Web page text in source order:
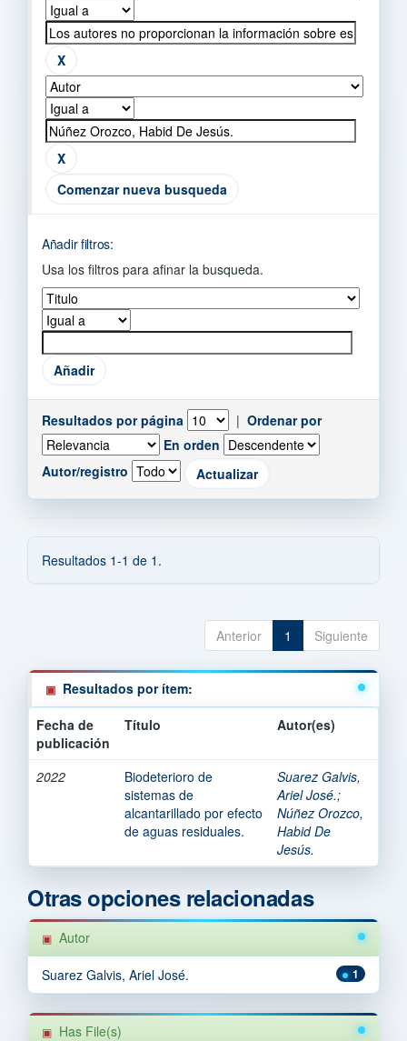
Comenzar nueva busqueda
Añadir filtros:
Usa los filtros para afinar la busqueda.
Resultados por página | Ordenar por
En orden
Autor/registro
Resultados 1-1 de 1.
Anterior 1 Siguiente
Resultados por ítem:
Fecha de
publicación
Título Autor(es)
2022
Biodeterioro de
sistemas de
alcantarillado por efecto
de aguas residuales.
Suarez Galvis,
Ariel José.;
Núñez Orozco,
Habid De
Jesús.
Otras opciones relacionadas
Autor
1
Suarez Galvis, Ariel José.
Has File(s)